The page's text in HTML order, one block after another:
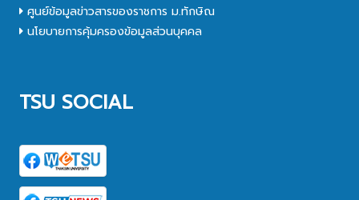
ศูนย์ข้อมูลข่าวสารของราชการ ม.ทักษิณ
นโยบายการคุ้มครองข้อมูลส่วนบุคคล
TSU SOCIAL